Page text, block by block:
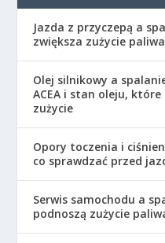
Jazda z przyczepą a
zwiększa zużycie
Olej silnikowy a
ACEA i stan oleju,
zużycie
Opory toczenia i
co sprawdzać przed
Serwis samochodu a
podnoszą zużycie